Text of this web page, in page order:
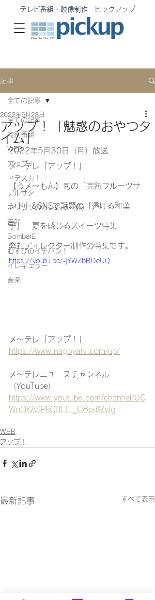
テレビ番組・映像制作 ピックアップ
記事
全ての記事
特別番組
WEB
アップ！
ドデスカ！
デルサタ
ホリナツのカンムリ（仮）
告知
BomberE
むすびのイチバン！
イレギュラー
音楽
全ての記事
アップ！「魅惑のおやつタ
イム」
2022年6月28日
2022年5月30日（月）放送
メ〜テレ「アップ！」
【うメ～もん】旬の「完熟フルーツサ
ンド」&SNSで話題の「透ける和菓
子」　夏を感じるスイーツ特集
弊社ディレクター制作の特集です。
https://youtu.be/-jYWZbBOeUQ
メ〜テレ「アップ！」
https://www.nagoyatv.com/up/
メ〜テレニュースチャンネル
（YouTube）
https://www.youtube.com/channel/UC
WnOKASPkCBEL-_O8odMvtg
WEB
アップ！
最新記事 すべて表示